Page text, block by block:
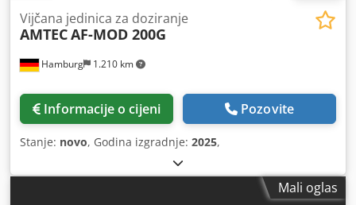
Hamburg 1.210 km
Vijčana jedinica za doziranje
AMTECAF-MOD 200G
Informacije o cijeni Pozovite
Stanje: novo, Godina izgradnje: 2025,
Mali oglas